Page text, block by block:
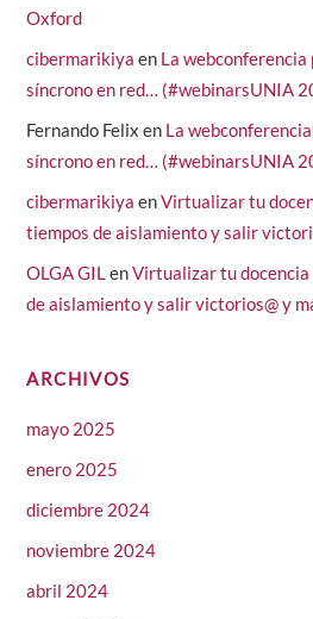
Oxford
cibermarikiya en La
síncrono en red… (#webinarsUNIA
Fernando Felix en La
síncrono en red… (#webinarsUNIA
cibermarikiya enVirtualizar tu
tiempos de aislamiento y salir
OLGA GILenVirtualizar tu docencia
de aislamiento y salir victorios@ y
ARCHIVOS
mayo 2025
enero 2025
diciembre 2024
noviembre 2024
abril 2024